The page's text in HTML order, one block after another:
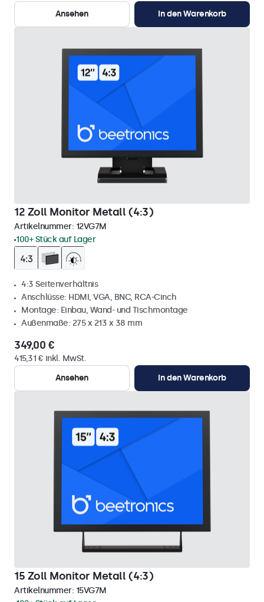
Ansehen
In den Warenkorb
12 Zoll Monitor Metall (4:3)
Artikelnummer: 12VG7M
100+ Stück auf Lager
4:3 Seitenverhältnis
Anschlüsse: HDMI, VGA, BNC, RCA-Cinch
Montage: Einbau, Wand- und Tischmontage
Außenmaße: 275 x 213 x 38 mm
349,00 €
415,31 € inkl. MwSt.
Ansehen
In den Warenkorb
15 Zoll Monitor Metall (4:3)
Artikelnummer: 15VG7M